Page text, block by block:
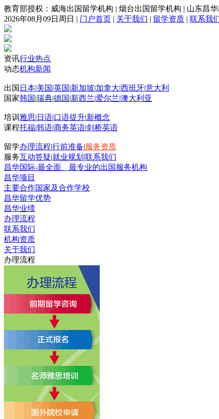
教育部授权：威海出国留学机构 | 烟台出国留学机构 | 山东昌
2026年08月09日周日 | 门户首页 | 关于我们 | 留学资质 | 联系我
资讯行业热点
动态机构新闻
出国 日本|美国|英国|新加坡|加拿大|西班牙|意大利
国家韩国|瑞典|德国|新西兰|爱尔兰|澳大利亚
培训 雅思| 日语|口语提升|新概念
课程托福|韩语|商务英语|剑桥英语
留学办理流程|行前准备|服务资质
服务互动答疑|就业规划 |联系我们
昌华国际-最全面、最专业的出国服务机构
昌华项目
主要合作国家及合作学校
昌华留学优势
昌华业绩
办理流程
联系我们
机构资质
关于我们
办理流程